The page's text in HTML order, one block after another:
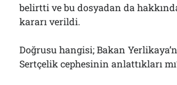
belirtti ve bu dosyadan da
kararı verildi.
Doğrusu hangisi; Bakan
Sertçelik cephesinin anlattıkları